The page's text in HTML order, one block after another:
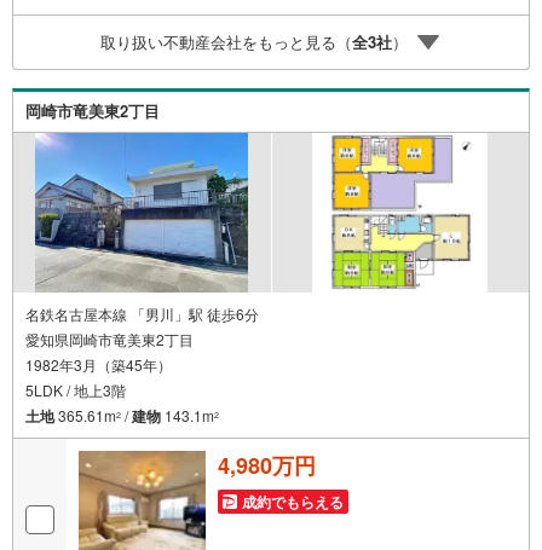
家族皆様でお越しいただける大型店舗です（大型駐車場完
備）。【現地ご案内 随時受け付けています！】お電話受
付 9:00～20:00（年中無休）年中無休につき土日はもちろ
ん平日夜やお仕事終わりのご内覧、女性営業スタッフによ
るご案内も可能です！
取り扱い不動産会社をもっと見る（全3社）
岡崎市竜美東2丁目
名鉄名古屋本線 「男川」駅 徒歩6分
愛知県岡崎市竜美東2丁目
1982年3月（築45年）
5LDK / 地上3階
土地365.61m2 /建物 143.1m2
4,980万円
成約でもらえる